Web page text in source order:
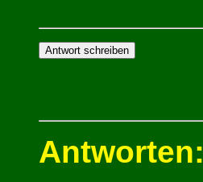
Antworten: